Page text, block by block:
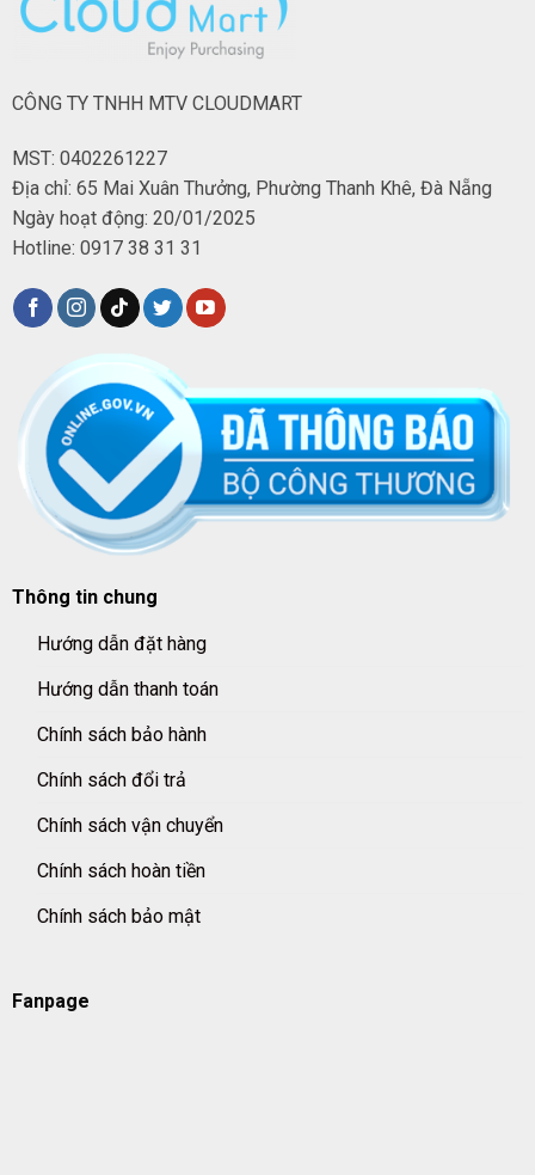
CÔNG TY TNHH MTV CLOUDMART
MST: 0402261227
Địa chỉ: 65 Mai Xuân Thưởng, Phường Thanh Khê, Đà Nẵng
Ngày hoạt động: 20/01/2025
Hotline: 0917 38 31 31
Thông tin chung
Hướng dẫn đặt hàng
Hướng dẫn thanh toán
Chính sách bảo hành
Chính sách đổi trả
Chính sách vận chuyển
Chính sách hoàn tiền
Chính sách bảo mật
Fanpage